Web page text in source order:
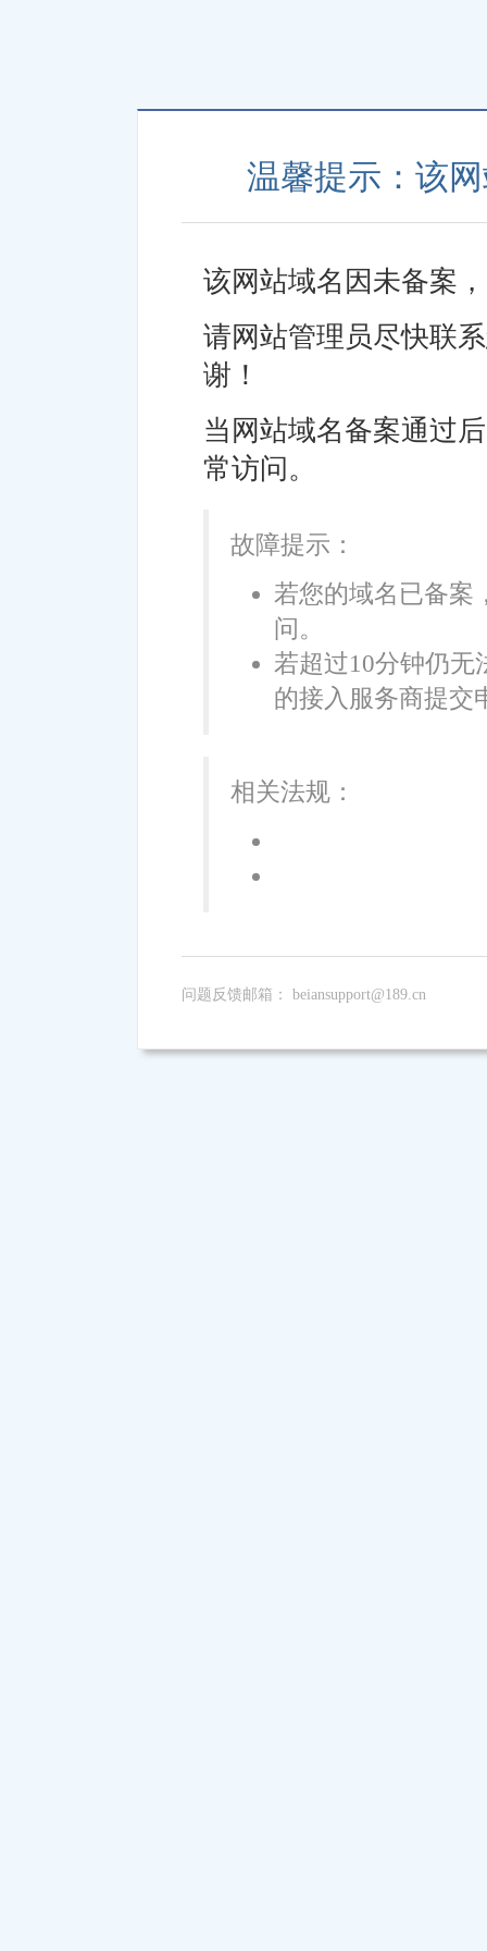
温馨提示：该
该网站域名因未备案
请网站管理员尽快联
谢！
当网站域名备案通过
常访问。
故障提示：
若您的域名已备案
问。
若超过10分钟仍无
的接入服务商提交
相关法规：
问题反馈邮箱： beiansupport@189.cn